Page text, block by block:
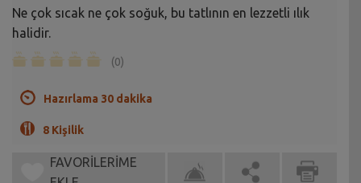
Ne çok sıcak ne çok soğuk, bu tatlının en lezzetli ılık
halidir.
(0)
Hazırlama 30 dakika
8 Kişilik
FAVORİLERİME